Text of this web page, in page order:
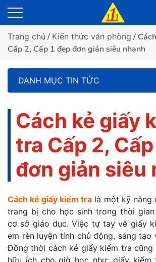
Trang chủ / Kiến thức văn phòng /
Cấp 2, Cấp 1 đẹp đơn giản siêu nhanh
DANH MỤC TIN TỨC
Cách kẻ giấy
tra Cấp 2,
đơn giản siêu
Cách kẻ giấy kiểm tra là một kỹ năng
trang bị cho học sinh trong thời
cơ sở giáo dục. Việc tự tay vẽ giấy
em rèn luyện tính chủ động, sáng tạo
Đồng thời cách kẻ giấy kiểm tra cũng
hữu ích cho giờ học như: giấy kiểm